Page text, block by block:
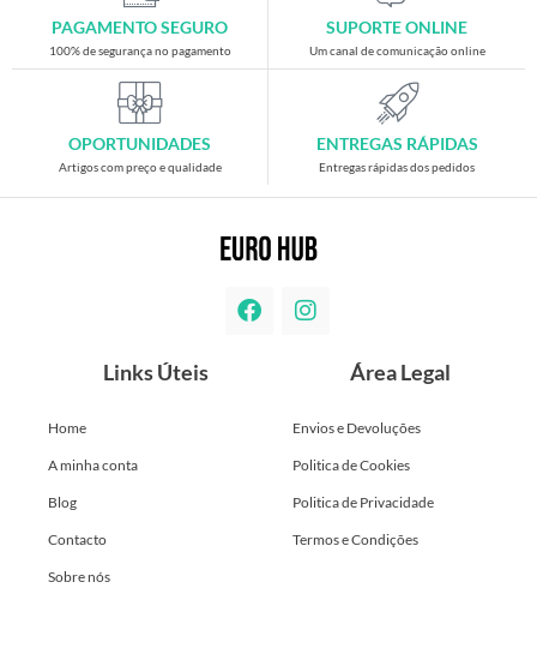
PAGAMENTO SEGURO
100% de segurança no pagamento
SUPORTE ONLINE
Um canal de comunicação online
OPORTUNIDADES
Artigos com preço e qualidade
ENTREGAS RÁPIDAS
Entregas rápidas dos pedidos
Links Úteis
Home
A minha conta
Blog
Contacto
Sobre nós
Área Legal
Envios e Devoluções
Politica de Cookies
Politica de Privacidade
Termos e Condições